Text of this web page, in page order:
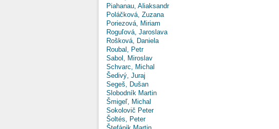
Piahanau, Aliaksandr
Poláčková, Zuzana
Poriezová, Miriam
Roguľová, Jaroslava
Rošková, Daniela
Roubal, Petr
Sabol, Miroslav
Schvarc, Michal
Šedivý, Juraj
Segeš, Dušan
Slobodník Martin
Šmigeľ, Michal
Sokolovič Peter
Šoltés, Peter